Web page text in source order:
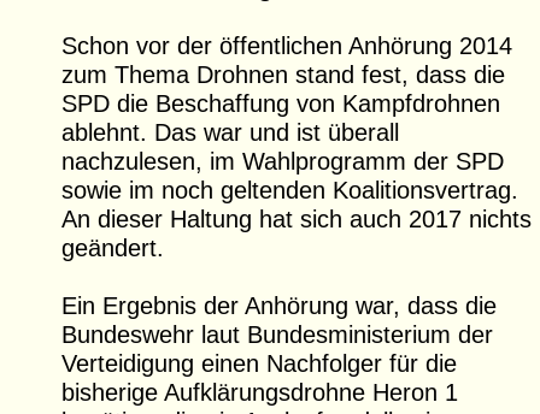
Schon vor der öffentlichen Anhörung 2014
zum Thema Drohnen stand fest, dass die
SPD die Beschaffung von Kampfdrohnen
ablehnt. Das war und ist überall
nachzulesen, im Wahlprogramm der SPD
sowie im noch geltenden Koalitionsvertrag.
An dieser Haltung hat sich auch 2017 nichts
geändert.
Ein Ergebnis der Anhörung war, dass die
Bundeswehr laut Bundesministerium der
Verteidigung einen Nachfolger für die
bisherige Aufklärungsdrohne Heron 1